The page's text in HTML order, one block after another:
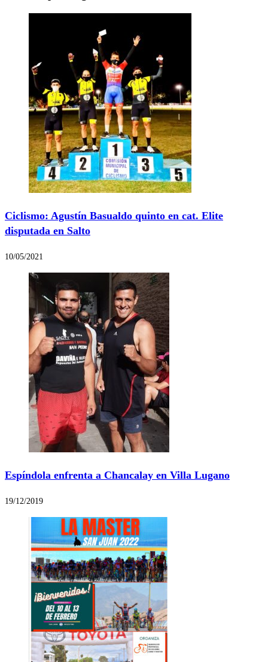
Ciclismo: Agustín Basualdo quinto en cat. Elite
disputada en Salto
10/05/2021
Espíndola enfrenta a Chancalay en Villa Lugano
19/12/2019